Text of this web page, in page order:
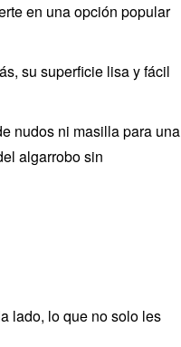
en una opción popular
su superficie lisa y fácil
nudos ni masilla para una
algarrobo sin
lado, lo que no solo les